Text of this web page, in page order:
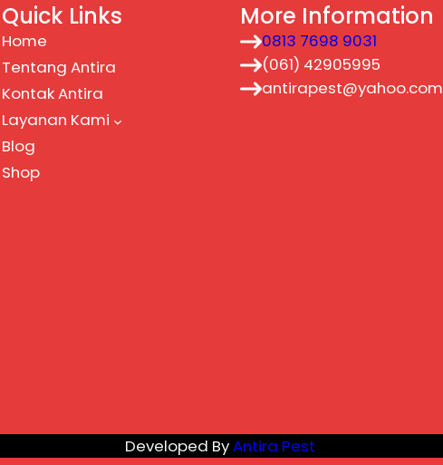
Quick Links
Home
Tentang Antira
Kontak Antira
Layanan Kami
Blog
Shop
More Information
0813 7698 9031
(061) 42905995
antirapest@yahoo.com
Developed ByAntira Pest